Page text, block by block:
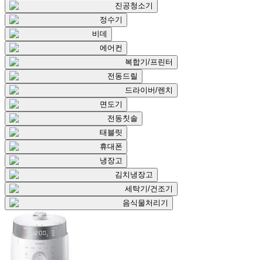
진공청소기
정수기
비데
에어컨
복합기/프린터
전동드릴
드라이버/렌치
면도기
전동칫솔
태블릿
휴대폰
냉장고
김치냉장고
세탁기/건조기
음식물처리기